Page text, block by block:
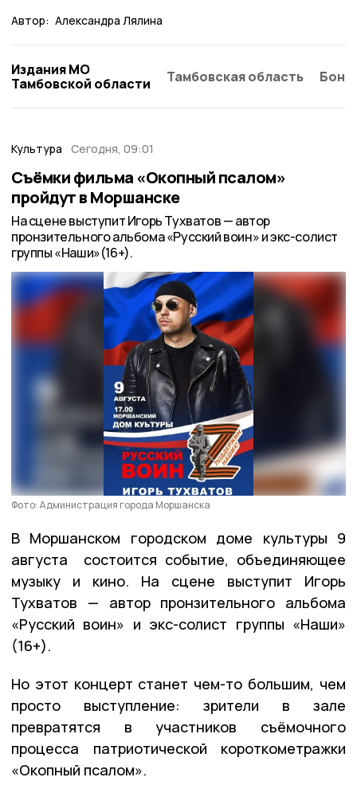
Автор: Александра Лялина
Издания МО
Тамбовской области
Тамбовская область
Культура Сегодня, 09:01
Съёмки фильма «Окопный псалом»
пройдут в Моршанске
На сцене выступит Игорь Тухватов — автор
пронзительного альбома «Русский воин» и экс-солист
группы «Наши»(16+).
Фото: Администрация города Моршанска
В Моршанском городском доме культуры 9
августа состоится событие, объединяющее
музыку и кино. На сцене выступит Игорь
Тухватов — автор пронзительного альбома
«Русский воин» и экс-солист группы «Наши»
(16+).
Но этот концерт станет чем-то большим, чем
просто выступление: зрители в зале
превратятся в участников съёмочного
процесса патриотической короткометражки
«Окопный псалом».